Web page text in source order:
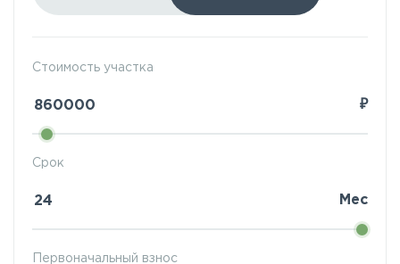
Стоимость участка
₽
Первоначальный взнос
Срок
Мес